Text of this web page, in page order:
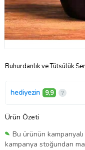
Buhurdanlık ve Tütsülük
hediyezin 9,9
Ürün Özeti
Bu ürünün kampanyalı
kampanya stoğundan